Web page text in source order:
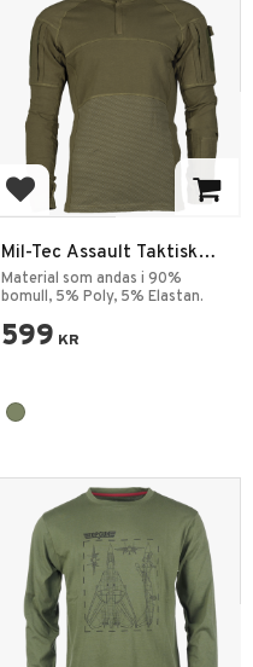
Lägg till i favoriter
Mil-Tec Assault Taktisk
Fälttröja
Material som andas i 90%
bomull, 5% Poly, 5% Elastan.
599 KR